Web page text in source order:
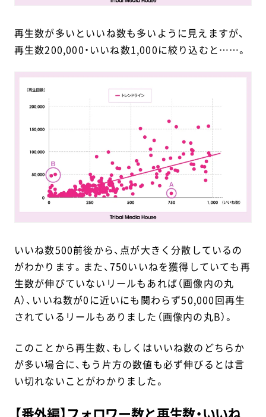
再生数が多いといいね数も多いように見えますが、
再生数200,000・いいね数1,000に絞り込むと……。
いいね数500前後から、点が大きく分散しているの
がわかります。また、750いいねを獲得していても再
生数が伸びていないリールもあれば（画像内の丸
A）、いいね数が0に近いにも関わらず50,000回再生
されているリールもありました（画像内の丸B）。
このことから再生数、もしくはいいね数のどちらか
が多い場合に、もう片方の数値も必ず伸びるとは言
い切れないことがわかりました。
【番外編】フォロワー数と再生数・いいね